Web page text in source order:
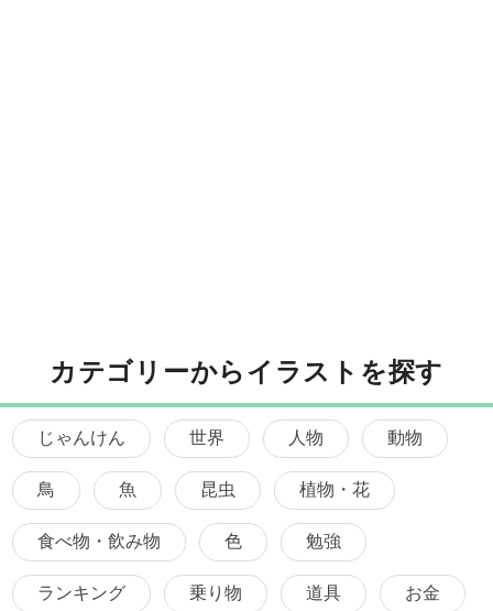
カテゴリーからイラストを探す
じゃんけん 世界 人物 動物
鳥 魚 昆虫 植物・花
食べ物・飲み物 色 勉強
ランキング 乗り物 道具 お金